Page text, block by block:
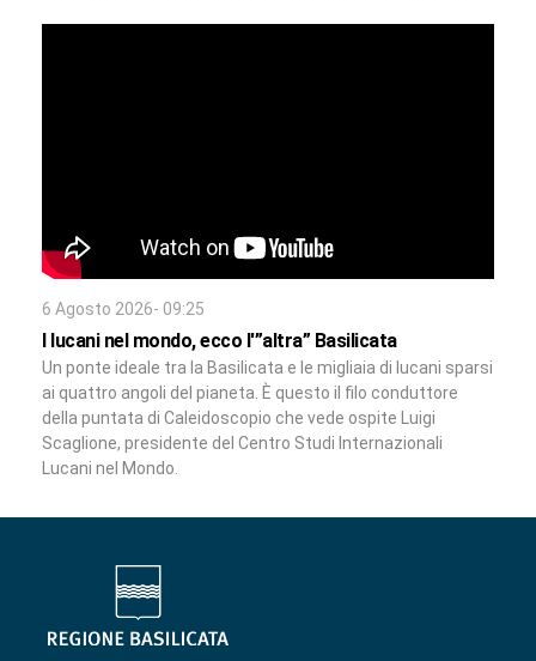
6 Agosto 2026- 09:25
I lucani nel mondo, ecco l'”altra” Basilicata
Un ponte ideale tra la Basilicata e le migliaia di lucani sparsi
ai quattro angoli del pianeta. È questo il filo conduttore
della puntata di Caleidoscopio che vede ospite Luigi
Scaglione, presidente del Centro Studi Internazionali
Lucani nel Mondo.